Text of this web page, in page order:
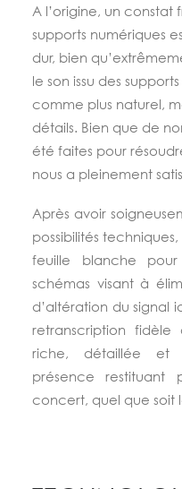
A l’origine, un constat
supports numériques
dur, bien
le son issu des
comme plus naturel,
détails. Bien que de
été faites pour
nous a pleinement
Après avoir
possibilités
feuille blanche
schémas visant à
d’altération du signal
retranscription fidèle
riche, détaillée et
présence restituant
concert, quel que soit